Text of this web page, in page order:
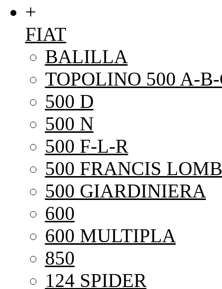
+
FIAT
BALILLA
TOPOLINO 500 A-
500 D
500 N
500 F-L-R
500 FRANCIS
500 GIARDINIERA
600
600 MULTIPLA
850
124 SPIDER